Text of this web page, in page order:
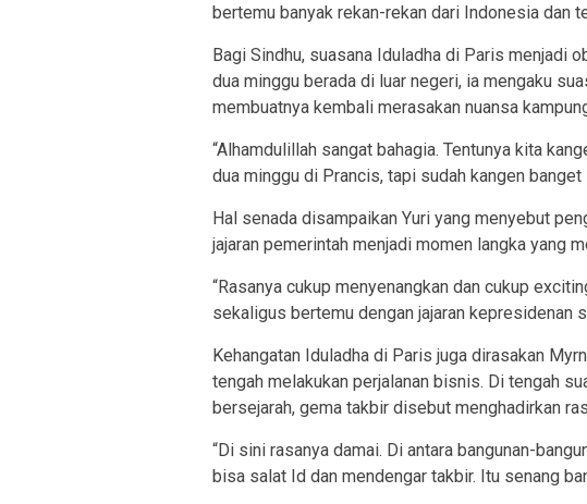
bertemu banyak rekan-rekan dari Indonesia dan
Bagi Sindhu, suasana Iduladha di Paris menjadi
dua minggu berada di luar negeri, ia mengaku
membuatnya kembali merasakan nuansa
“Alhamdulillah sangat bahagia. Tentunya kita
dua minggu di Prancis, tapi sudah kangen banget
Hal senada disampaikan Yuri yang menyebut
jajaran pemerintah menjadi momen langka yang
“Rasanya cukup menyenangkan dan cukup
sekaligus bertemu dengan jajaran kepresidenan
Kehangatan Iduladha di Paris juga dirasakan
tengah melakukan perjalanan bisnis. Di tengah
bersejarah, gema takbir disebut menghadirkan
“Di sini rasanya damai. Di antara bangunan-
bisa salat Id dan mendengar takbir. Itu senang